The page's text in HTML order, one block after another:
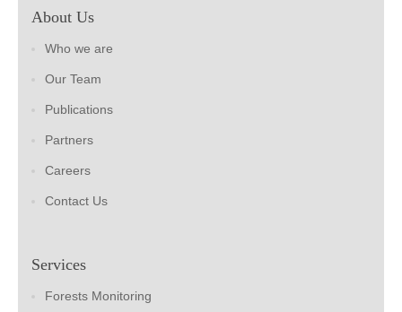
About Us
Who we are
Our Team
Publications
Partners
Careers
Contact Us
Services
Forests Monitoring